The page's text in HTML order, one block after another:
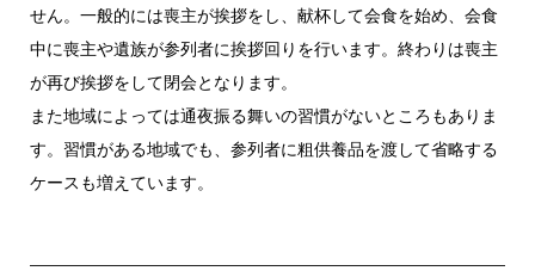
せん。一般的には喪主が挨拶をし、献杯して会食を始め、会食
中に喪主や遺族が参列者に挨拶回りを行います。終わりは喪主
が再び挨拶をして閉会となります。
また地域によっては通夜振る舞いの習慣がないところもありま
す。習慣がある地域でも、参列者に粗供養品を渡して省略する
ケースも増えています。